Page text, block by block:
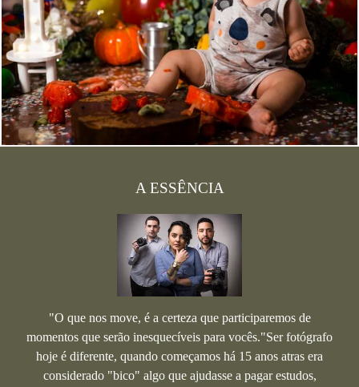
A ESSÊNCIA
"O que nos move, é a certeza que participaremos de
momentos que serão inesquecíveis para vocês."Ser fotógrafo
hoje é diferente, quando começamos há 15 anos atras era
considerado "bico" algo que ajudasse a pagar estudos,